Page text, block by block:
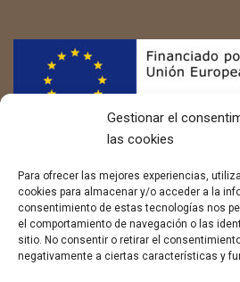
Gestionar el
las cookies
Para ofrecer las mejores experiencias,
cookies para almacenar y/o acceder a la
consentimiento de estas tecnologías nos
el comportamiento de navegación o las
sitio. No consentir o retirar el
negativamente a ciertas características y